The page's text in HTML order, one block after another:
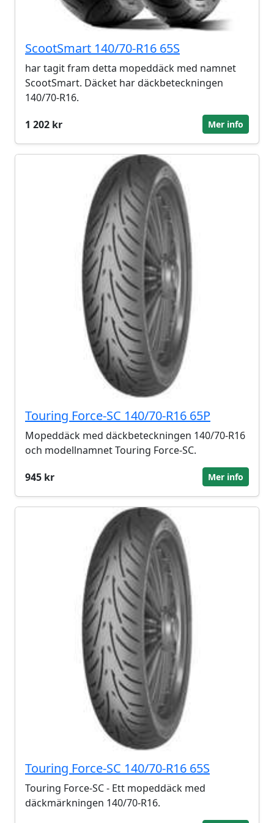
ScootSmart 140/70-R16 65S
har tagit fram detta mopeddäck med namnet
ScootSmart. Däcket har däckbeteckningen
140/70-R16.
1 202 kr
Mer info
Touring Force-SC 140/70-R16 65P
Mopeddäck med däckbeteckningen 140/70-R16
och modellnamnet Touring Force-SC.
945 kr
Mer info
Touring Force-SC 140/70-R16 65S
Touring Force-SC - Ett mopeddäck med
däckmärkningen 140/70-R16.